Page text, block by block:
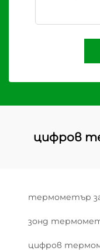
цифров
термометър
зонд
цифров